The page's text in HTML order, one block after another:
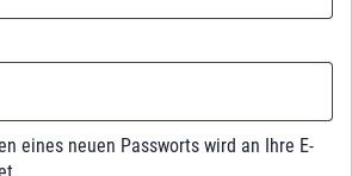
eines neuen Passworts wird an Ihre E-